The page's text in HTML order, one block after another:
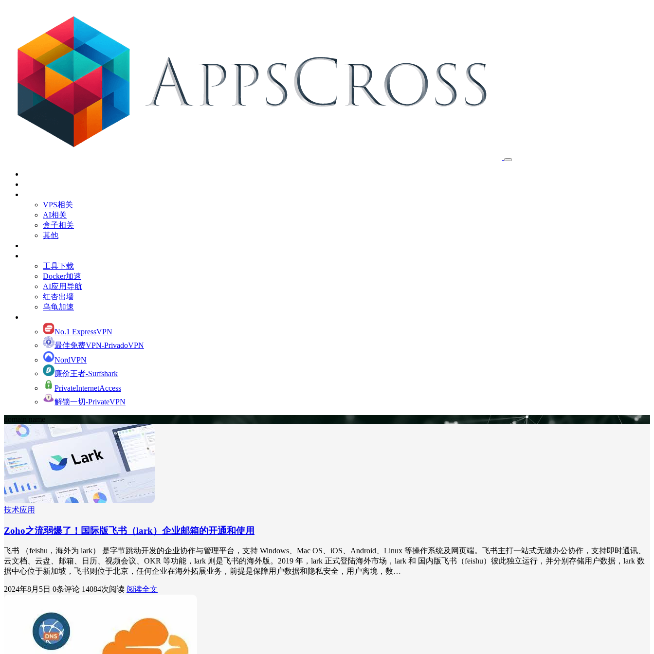
VPS相关
AI相关
盒子相关
其他
工具下载
Docker加速
AI应用导航
红杏出墙
乌龟加速
No.1 ExpressVPN
最佳免费VPN-PrivadoVPN
NordVPN
廉价王者-Surfshark
PrivateInternetAccess
解锁一切-PrivateVPN
domain name
技术应用
Zoho之流弱爆了！国际版飞书（lark）企业邮箱的开通和使用
飞书 （feishu，海外为 lark） 是字节跳动开发的企业协作与管理平台，支持 Windows、Mac OS、iOS、Android、Linux 等操作系统及网页端。飞书主打一站式无缝办公协作，支持即时通讯、
云文档、云盘、邮箱、日历、视频会议、OKR 等功能，lark 则是飞书的海外版。2019 年，lark 正式登陆海外市场，lark 和 国内版飞书（feishu）彼此独立运行，并分别存储用户数据，lark 数
据中心位于新加坡，飞书则位于北京，任何企业在海外拓展业务，前提是保障用户数据和隐私安全，用户离境，数…
2024年8月5日 0条评论 14084次阅读 阅读全文